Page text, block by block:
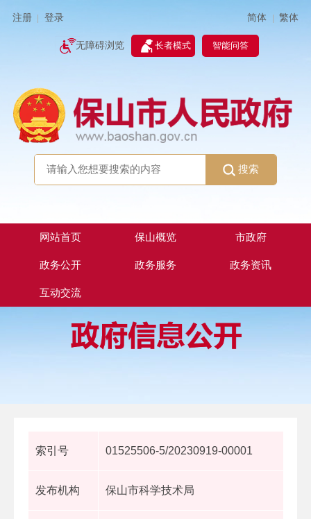
注册 登录 简体 | 繁体
无障碍浏览 长者模式 智能问答
搜索
网站首页 保山概览 市政府
政务公开 政务服务 政务资讯
互动交流
索引号 01525506-5/20230919-00001
发布机构 保山市科学技术局